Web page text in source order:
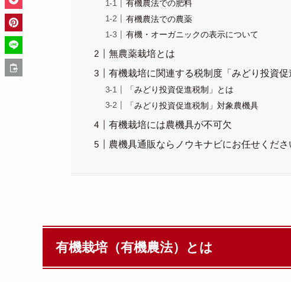
有機農法での肥料
有機農法での農薬
有機・オーガニックの表示について
無農薬栽培とは
有機栽培に関連する税制度「みどり投資
「みどり投資促進税制」とは
「みどり投資促進税制」対象農機具
有機栽培には農機具が不可欠
農機具通販ならノウキナビにお任せくださ
有機栽培（有機農法）とは